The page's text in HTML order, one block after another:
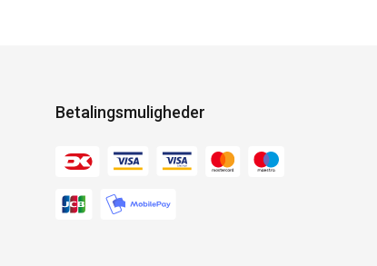
Betalingsmuligheder